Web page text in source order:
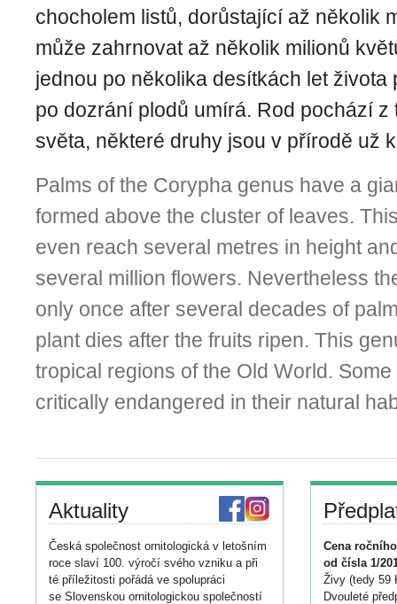
chocholem listů, dorůstající až několik
může zahrnovat až několik milionů
jednou po několika desítkách let života
po dozrání plodů umírá. Rod pochází z
světa, některé druhy jsou v přírodě už
Palms of the Corypha genus have a
formed above the cluster of leaves.
even reach several metres in height
several million flowers. Nevertheless
only once after several decades of
plant dies after the fruits ripen. This
tropical regions of the Old World.
critically endangered in their natural
Aktuality
Česká společnost ornitologická v letošním
roce slaví 100. výročí svého vzniku a při
té příležitosti pořádá ve spolupráci
se Slovenskou ornitologickou společností
Cena
od čísla 1/
Živy (tedy 59
Dvouleté